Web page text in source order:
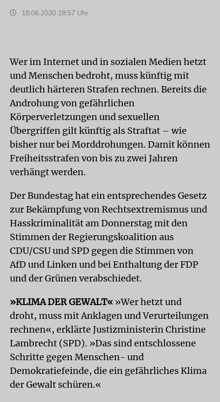
18.06.2020 18:57 Uhr
Wer im Internet und in sozialen Medien hetzt
und Menschen bedroht, muss künftig mit
deutlich härteren Strafen rechnen. Bereits die
Androhung von gefährlichen
Körperverletzungen und sexuellen
Übergriffen gilt künftig als Straftat – wie
bisher nur bei Morddrohungen. Damit können
Freiheitsstrafen von bis zu zwei Jahren
verhängt werden.
Der Bundestag hat ein entsprechendes Gesetz
zur Bekämpfung von Rechtsextremismus und
Hasskriminalität am Donnerstag mit den
Stimmen der Regierungskoalition aus
CDU/CSU und SPD gegen die Stimmen von
AfD und Linken und bei Enthaltung der FDP
und der Grünen verabschiedet.
»KLIMA DER GEWALT« »Wer hetzt und
droht, muss mit Anklagen und Verurteilungen
rechnen«, erklärte Justizministerin Christine
Lambrecht (SPD). »Das sind entschlossene
Schritte gegen Menschen- und
Demokratiefeinde, die ein gefährliches Klima
der Gewalt schüren.«